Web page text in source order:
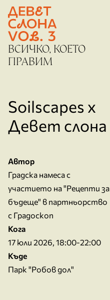
Преминаване
към
съдържанието
ВСИЧКО, КОЕТО
ПРАВИМ
Soilscapes x
Девет слона
Автор
Градска намеса с
участието на "Рецепти за
бъдеще" в партньорство
с Градоскоп
Кога
17 юли 2026, 18:00-22:00
Къде
Парк "Робов дол"